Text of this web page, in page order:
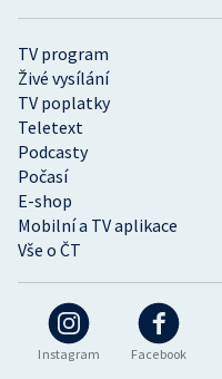
Instagram Facebook
TV program
Živé vysílání
TV poplatky
Teletext
Podcasty
Počasí
E-shop
Mobilní a TV aplikace
Vše o ČT